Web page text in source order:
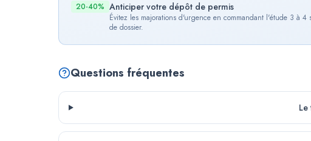
20-40% Anticiper votre dépôt de permis
Évitez les majorations d'urgence en commandant l'étude 3 à 4
de dossier.
Questions fréquentes